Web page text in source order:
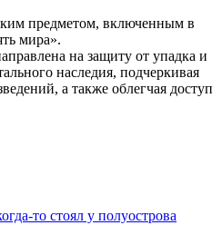
предметом, включенным в
мира».
на защиту от упадка и
наследия, подчеркивая
а также облегчая доступ
то стоял у полуострова